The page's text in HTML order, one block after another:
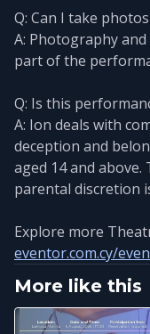
Q: Can I take
A: Photography
part of the
Q: Is this
A: Ion deals with
deception and
aged 14 and
parental discretion
Explore more
eventor.com.cy/
More like this